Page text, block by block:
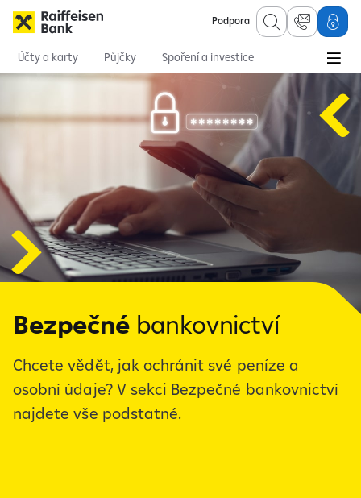
Podpora
Účty a karty Půjčky
Spoření a investice
Hypotéky
Online služby
Bezpečnébankovnictví
Chcete vědět, jak ochránit své peníze a
osobní údaje? V sekci Bezpečné bankovnictví
najdete vše podstatné.